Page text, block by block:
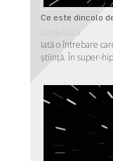
Ce este dincolo
29/06/2025
Iată o întrebare
ştiinţă. În super-